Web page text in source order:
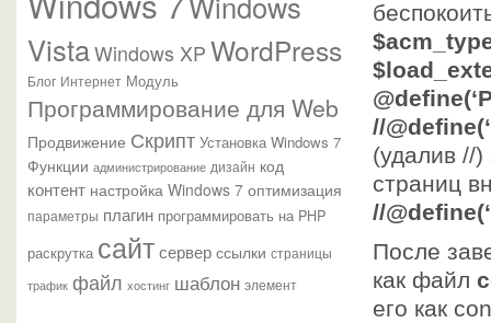
VistaWindows XP WordPress
Блог Интернет Модуль
Программирование для Web
Продвижение Скрипт Установка Windows 7
Функции администрирование дизайн код
контент настройка Windows 7 оптимизация
параметры плагин программировать на PHP
раскрутка сайтсервер ссылки страницы
трафик файл хостинг шаблон элемент
//
(удалив //)
страниц
//
После
как файл
его как